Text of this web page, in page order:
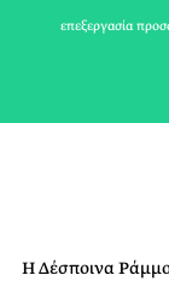
H Δέσποινα
επεξεργασία